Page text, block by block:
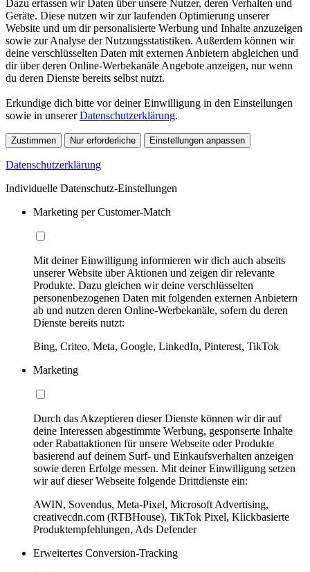
Dazu erfassen wir Daten über unsere Nutzer, deren Verhalten und
Geräte. Diese nutzen wir zur laufenden Optimierung unserer
Website und um dir personalisierte Werbung und Inhalte anzuzeigen
sowie zur Analyse der Nutzungsstatistiken. Außerdem können wir
deine verschlüsselten Daten mit externen Anbietern abgleichen und
dir über deren Online-Werbekanäle Angebote anzeigen, nur wenn
du deren Dienste bereits selbst nutzt.
Erkundige dich bitte vor deiner Einwilligung in den Einstellungen
sowie in unsererDatenschutzerklärung.
Zustimmen Nur erforderliche Einstellungen anpassen
Datenschutzerklärung
Individuelle Datenschutz-Einstellungen
Marketing per Customer-Match
Mit deiner Einwilligung informieren wir dich auch abseits
unserer Website über Aktionen und zeigen dir relevante
Produkte. Dazu gleichen wir deine verschlüsselten
personenbezogenen Daten mit folgenden externen Anbietern
ab und nutzen deren Online-Werbekanäle, sofern du deren
Dienste bereits nutzt:
Bing, Criteo, Meta, Google, LinkedIn, Pinterest, TikTok
Marketing
Durch das Akzeptieren dieser Dienste können wir dir auf
deine Interessen abgestimmte Werbung, gesponserte Inhalte
oder Rabattaktionen für unsere Webseite oder Produkte
basierend auf deinem Surf- und Einkaufsverhalten anzeigen
sowie deren Erfolge messen. Mit deiner Einwilligung setzen
wir auf dieser Webseite folgende Drittdienste ein:
AWIN, Sovendus, Meta-Pixel, Microsoft Advertising,
creativecdn.com (RTBHouse), TikTok Pixel, Klickbasierte
Produktempfehlungen, Ads Defender
Erweitertes Conversion-Tracking